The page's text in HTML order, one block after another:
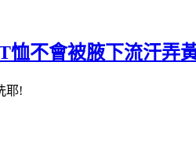
恤不會被腋下流汗弄
耶!